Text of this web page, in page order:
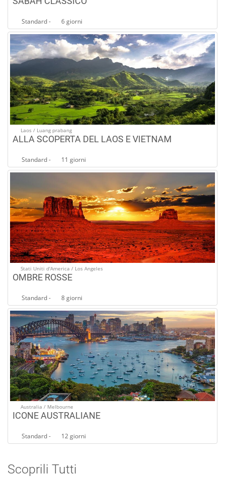
Standard - 6 giorni
Laos / Luang prabang
ALLA SCOPERTA DEL LAOS E VIETNAM
Standard - 11 giorni
Stati Uniti d'America / Los Angeles
OMBRE ROSSE
Standard - 8 giorni
Australia / Melbourne
ICONE AUSTRALIANE
Standard - 12 giorni
Scoprili Tutti